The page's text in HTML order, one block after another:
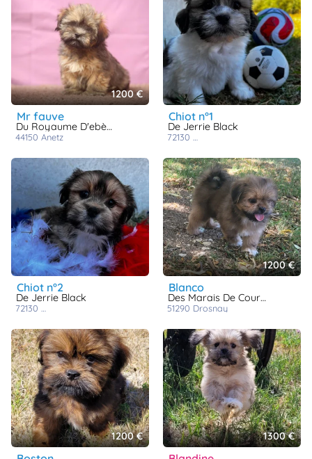
1200 €
mr fauve
Du Royaume D'ebène
44150 anetz
chiot n°1
De Jerrie Black
72130
chiot n°2
De Jerrie Black
72130
1200 €
blanco
Des Marais De Courmont
51290 drosnay
1200 € 1300 €